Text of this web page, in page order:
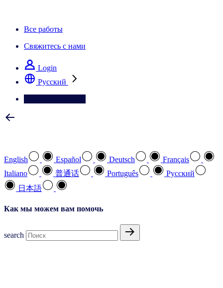
Все работы
Свяжитесь с нами
Login
Pусский
English Español Deutsch
Français
Italiano
普通话 Português
Pусский
日本語
Как мы можем вам помочь
search